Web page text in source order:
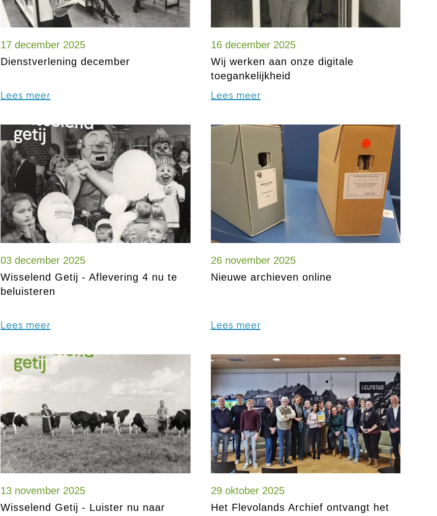
17 december 2025
Dienstverlening december
Lees meer
16 december 2025
Wij werken aan onze digitale
toegankelijkheid
Lees meer
03 december 2025
Wisselend Getij - Aflevering 4 nu te
beluisteren
Lees meer
26 november 2025
Nieuwe archieven online
Lees meer
13 november 2025
Wisselend Getij - Luister nu naar
29 oktober 2025
Het Flevolands Archief ontvangt het